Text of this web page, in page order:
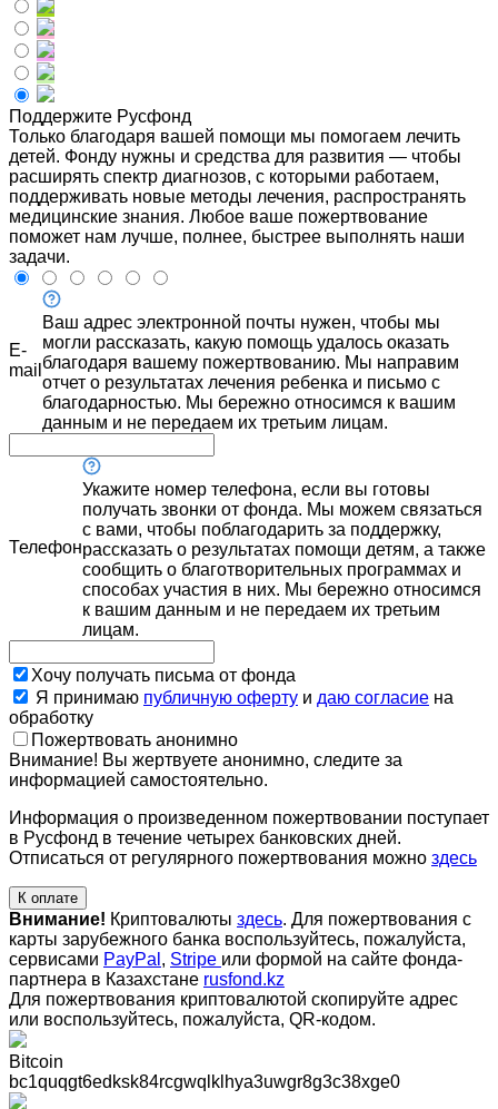
Поддержите Русфонд
Только благодаря вашей помощи мы помогаем лечить
детей. Фонду нужны и средства для развития — чтобы
расширять спектр диагнозов, с которыми работаем,
поддерживать новые методы лечения, распространять
медицинские знания. Любое ваше пожертвование
поможет нам лучше, полнее, быстрее выполнять наши
задачи.
E-
mail
Ваш адрес электронной почты нужен, чтобы мы
могли рассказать, какую помощь удалось оказать
благодаря вашему пожертвованию. Мы направим
отчет о результатах лечения ребенка и письмо с
благодарностью. Мы бережно относимся к вашим
данным и не передаем их третьим лицам.
Телефон
Укажите номер телефона, если вы готовы
получать звонки от фонда. Мы можем связаться
с вами, чтобы поблагодарить за поддержку,
рассказать о результатах помощи детям, а также
сообщить о благотворительных программах и
способах участия в них. Мы бережно относимся
к вашим данным и не передаем их третьим
лицам.
Хочу получать письма от фонда
Я принимаю публичную оферту и даю согласие на
обработку
Пожертвовать анонимно
Внимание! Вы жертвуете анонимно, следите за
информацией самостоятельно.
Информация о произведенном пожертвовании поступает
в Русфонд в течение четырех банковских дней.
Отписаться от регулярного пожертвования можно здесь
К оплате
Внимание! Криптовалюты здесь. Для пожертвования с
карты зарубежного банка воспользуйтесь, пожалуйста,
сервисами PayPal , Stripe или формой на сайте фонда-
партнера в Казахстане rusfond.kz
Для пожертвования криптовалютой скопируйте адрес
или воспользуйтесь, пожалуйста, QR-кодом.
Bitcoin
bc1quqgt6edksk84rcgwqlklhya3uwgr8g3c38xge0